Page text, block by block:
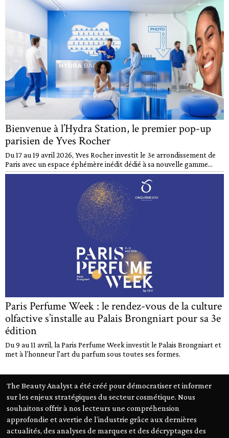
Bienvenue à l’Hydra Station, le premier pop-up
parisien de Yves Rocher
Du 17 au 19 avril 2026, Yves Rocher investit le 3e arrondissement de
Paris avec un espace éphémère inédit dédié à sa nouvelle gamme...
Paris Perfume Week : le rendez-vous de la culture
olfactive s’installe au Palais Brongniart pour sa 3e
édition
Du 9 au 11 avril, la Paris Perfume Week investit le Palais Brongniart et
met à l’honneur l'art du parfum sous toutes ses formes.
The Beauty Analyst a été créé pour démocratiser et informer
sur les enjeux stratégiques du secteur cosmétique. Nous
souhaitons offrir à nos lecteurs une compréhension
approfondie et avertie de l’industrie grâce aux dernières
actualités, des analyses de marques et des décryptages des